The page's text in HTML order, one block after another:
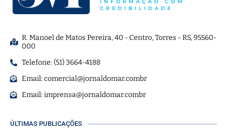
R. Manoel de Matos Pereira, 40 - Centro, Torres - RS, 95560-
000
Telefone: (51) 3664-4188
Email:comercial@jornaldomar.combr
Email:imprensa@jornaldomar.combr
ÚLTIMAS PUBLICAÇÕES